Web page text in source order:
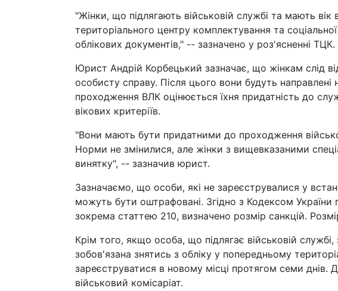
"Жінки, що підлягають військовій службі та мають вік
територіального центру комплектування та
облікових документів," -- зазначено у роз'ясненні ТЦК.
Юрист Андрій Корбецький зазначає, що жінкам слід
особисту справу. Після цього вони будуть направлені
проходження ВЛК оцінюється їхня придатність до
вікових критеріїв.
"Вони мають бути придатними до проходження
Норми не змінилися, але жінки з вищевказаними
винятку", -- зазначив юрист.
Зазначаємо, що особи, які не зареєструвалися у
можуть бути оштрафовані. Згідно з Кодексом
зокрема статтею 210, визначено розмір санкцій.
Крім того, якщо особа, що підлягає військовій
зобов'язана знятись з обліку у попередньому
зареєструватися в новому місці протягом семи днів.
військовий комісаріат.